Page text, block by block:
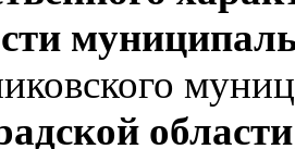
области